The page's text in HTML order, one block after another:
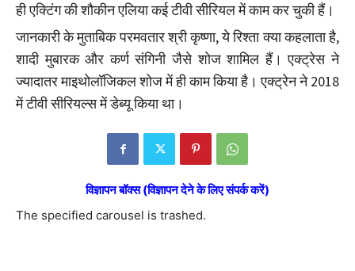
ही एक्टिंग की शौकीन एलिया कई टीवी सीरियल में काम कर चुकी हैं।
जानकारी के मुताबिक परमवतार श्री कृष्णा, ये रिश्ता क्या कहलाता है,
शादी मुबारक और कर्ण संगिनी जैसे शोज शामिल हैं। एक्ट्रेस ने
ज्यादातर माइथोलॉजिकल शोज में ही काम किया है। एक्ट्रेन ने 2018
में टीवी सीरियल्स में डेब्यू किया था।
विज्ञापन बॉक्स (विज्ञापन देने के लिए संपर्क करें)
The specified carousel is trashed.